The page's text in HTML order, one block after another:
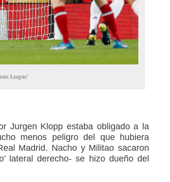
League’
Jurgen Klopp estaba obligado a la
menos peligro del que hubiera
Madrid. Nacho y Militao sacaron
lateral derecho- se hizo dueño del